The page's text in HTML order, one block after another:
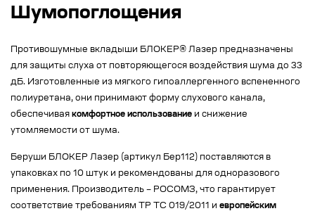
Шумопоглощения
Противошумные вкладыши БЛОКЕР® Лазер предназначены
для защиты слуха от повторяющегося воздействия шума до 33
дБ. Изготовленные из мягкого гипоаллергенного вспененного
полиуретана, они принимают форму слухового канала,
обеспечивая комфортное использование и снижение
утомляемости от шума.
Беруши БЛОКЕР Лазер (артикул Бер112) поставляются в
упаковках по 10 штук и рекомендованы для одноразового
применения. Производитель – РОСОМЗ, что гарантирует
соответствие требованиям ТР ТС 019/2011 и европейским